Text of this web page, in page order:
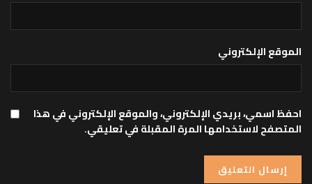
الموقع الإلكتروني
احفظ اسمي، بريدي الإلكتروني، والموقع الإلكتروني في هذا
المتصفح لاستخدامها المرة المقبلة في تعليقي.